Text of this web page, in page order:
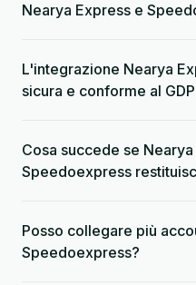
Nearya Express e
L'integrazione Nearya
sicura e conforme al
Cosa succede se
Speedoexpress
Posso collegare più
Speedoexpress?